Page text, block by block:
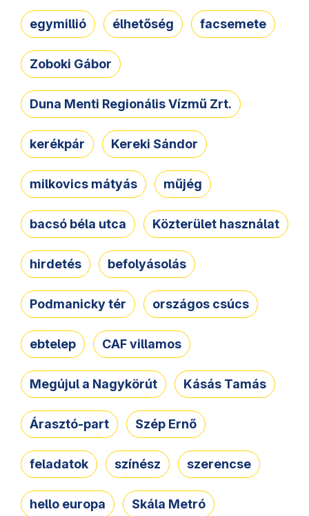
egymillió élhetőség facsemete
Zoboki Gábor
Duna Menti Regionális Vízmű Zrt.
kerékpár Kereki Sándor
milkovics mátyás műjég
bacsó béla utca Közterület használat
hirdetés befolyásolás
Podmanicky tér országos csúcs
ebtelep CAF villamos
Megújul a Nagykörút Kásás Tamás
Árasztó-part Szép Ernő
feladatok színész szerencse
hello europa Skála Metró